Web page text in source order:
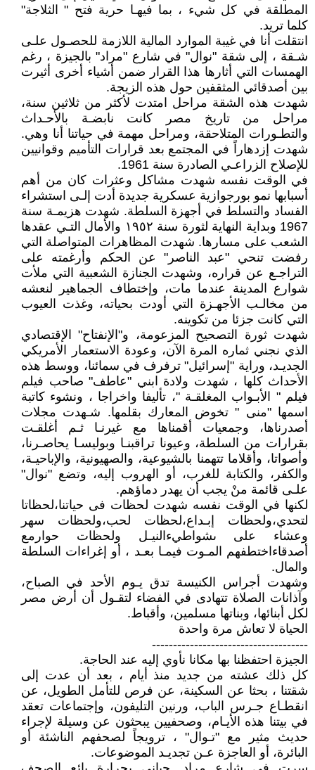
المطلقة في كل شيء ، بما فيهـا حرية فتح " الثلاجة"
كلما تريد.
انتقلت أنا في غيبة الموارد المالية اللازمة للحصـول علـى
شـقة ، إلى شقة "نوال" في شارع "مراد" بالجيزة ، رغم
الهمسات التي أثارها هذا القرار ضمن أشياء أخرى أثيرت
بين أصدقائي المثقفين حول هذه الزيجة.
شهدت هذه الشقة مراحل امتدت لأكثر من ثلاثين سنة،
مراحل من تاريخ مصر كانت نابضـة بالأحـداث
والتطـورات المتلاحقة، ومراحل مهمة في حياتنا أنا وهي.
شهدت إزدهاراً في المجتمع بعد قرارات التأميم وقوانيين
للإصلاح الزراعـي الصادرة سنة 1961.
في الوقت نفسه شهدت مشاكل وعثرات كان من أهم
أسبابها نمو بورجوازية عسكرية جديدة أدت إلـى استشراء
الفساد والتسلط في أجهزة السلطة. شهدت هزيمـة سنة
1967 وبداية النهاية لثورة سنة ١٩٥٢ والأمال التـي عقدها
الشعب على مسارها. شهدت المظاهرات المتواصلة التي
رفضت تنحي "عبد الناصر" عن الحكم وأرغمته على
التراجـع عن قراره، وشهدت الجنازة الشعبية التي ملأت
شوارع المدينة عندما مات، وإختطاف الجماهير لنعشه
من مخالـب الأجهـزة التي أودت بحياته، وغذت العيوب
التي كانت جزئا من تكوينه.
شهدت ثورة التصحيح المزعومة، و"الإنفتاح" الإقتصادي
الذي نجني ثماره المرة الآن، وعودة الاستعمار الأمريكي
الجديـد، وراية "إسرائيل" ترفرف في سمائنا، ووسط هذه
الأحداث كلها ، شهدت ولادة ابني "عاطف" صاحب فيلم
فيلم " الأبـواب المغلقـة "، تأليفا واخراجا ، ونشوء كاتبة
اسمها "منى " تخوض المعارك بقلمها. شـهدت مجلات
أصدرناها، وجمعيات أقمناها مع غيرنـا ثـم أغلقـت
بقرارات من السلطة، وعيونا تراقبنـا وبوليسـا يحاصـرنا،
وأصواتا، وأقلاما تتهمنا بالشيوعية، والصهيونية، والإباحيـة،
والكفر، والكتابة للغرب، أو الهروب إليه، وتضع "نوال"
علـى قائمة منْ يجب أن يهدر دماؤهم.
لكنها في الوقت نفسه شهدت لحظات فى حياتنا،لحظاتا
لتحدي،ولحظات إبـداع،لحظات لحب،ولحظات سهر
وعشاء على ىشواطيءالنيـل ولحظات حوارمع
أصدقاءاختطفهم المـوت فيمـا بعـد ، أو إغراءات السلطة
والمال.
وشهدت أجراس الكنيسة تدق يـوم الأحد في الصباح،
وآذانات الصلاة تتهادى في الفضاء لتقـول أن أرض مصر
لكل أبنائها، وبناتها مسلمين، وأقباط.
الحياة لا تعاش مرة واحدة
-------------------------------------
الجيزة احتفظنا بها مكانا نأوي إليه عند الحاجة.
كل ذلك عشته من جديد منذ أيام ، بعد أن عدت إلى
شقتنا ، بحثا عن السكينة، عن فرص للتأمل الطويل، عن
انقطـاع جـرس الباب، ورنين التليفون، وإجتماعات تعقد
في بيتنا هذه الأيـام، وصحفيين يبحثون عن وسيلة لإجراء
حديث مثير مع "تـوال" ، ترويجاً لصحفهم الناشئة أو
البائرة، أو العاجزة عـن تجديـد الموضوعات.